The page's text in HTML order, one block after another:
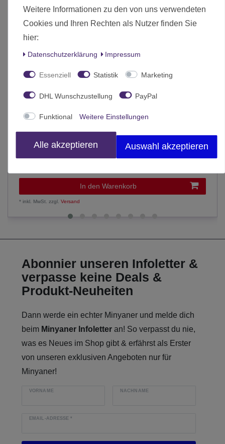
Half-Size Schaumstoff Noppenschaum Einlage 50 mm
In den Warenkorb
*inkl. MwSt. zzgl.Versand
Abonnier unseren Infoletter &
verpasse keine Deals &
Produkt-Neuheiten
Dann werde ein echter Minyaner und melde dich
beim Minyaner Infoletter an! So verpasst du nie,
was es Neues im Shop gibt & erfährst als Erster
von unseren exklusiven Angeboten nur für
Minyaner!
VORNAME NACHNAME
EMAIL-ADRESSE*
Weitere Informationen zu den von uns verwendeten
Cookies und Ihren Rechten als Nutzer finden Sie
hier:
Daten­schutz­erklärung Impressum
Essenziell Statistik Marketing
DHL Wunschzustellung PayPal
Funktional Weitere Einstellungen
Alle akzeptieren Auswahl akzeptieren